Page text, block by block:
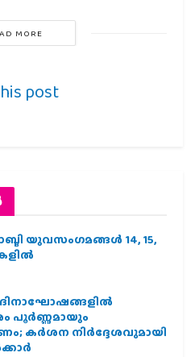
MORE
post
യുവസംഗമങ്ങള്‍ 14, 15,
ദിനാഘോഷങ്ങളിൽ
പൂർണ്ണമായും
കർശന നിർദ്ദേശവുമായി